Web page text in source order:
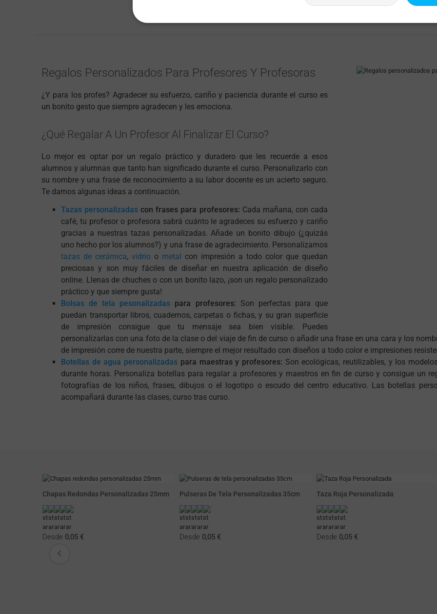
Regalos Personalizados Para Profesores Y Profesoras
¿Y para los profes? Agradecer su esfuerzo, cariño y paciencia durante el curso es
un bonito gesto que siempre agradecen y les emociona.
¿Qué Regalar A Un Profesor Al Finalizar El Curso?
Lo mejor es optar por un regalo práctico y duradero que les recuerde a esos
alumnos y alumnas que tanto han significado durante el curso. Personalizarlo con
su nombre y una frase de reconocimiento a su labor docente es un acierto seguro.
Te damos algunas ideas a continuación.
Tazas personalizadas con frases para profesores: Cada mañana, con cada
café, tu profesor o profesora sabrá cuánto le agradeces su esfuerzo y cariño
gracias a nuestras tazas personalizadas. Añade un bonito dibujo (¿quizás
uno hecho por los alumnos?) y una frase de agradecimiento. Personalizamos
tazas de cerámica,vidrio o metal con impresión a todo color que quedan
preciosas y son muy fáciles de diseñar en nuestra aplicación de diseño
online. Llenas de chuches o con un bonito lazo, ¡son un regalo personalizado
práctico y que siempre gusta!
Bolsas de tela pesonalizadas para profesores: Son perfectas para que
puedan transportar libros, cuadernos, carpetas o fichas, y su gran superficie
de impresión consigue que tu mensaje sea bien visible. Puedes
personalizarlas con una foto de la clase o del viaje de fin de curso o añadir una frase en una cara y los
de impresión corre de nuestra parte, siempre el mejor resultado con diseños a todo color e impresiones
Botellas de agua personalizadas para maestras y profesores: Son ecológicas, reutilizables, y los
durante horas. Personaliza botellas para regalar a profesores y maestros en fin de curso y consigue un
fotografías de los niños, frases, dibujos o el logotipo o escudo del centro educativo. Las botellas
acompañará durante las clases, curso tras curso.
Chapas Redondas Personalizadas 25mm
Desde 0,05 €
Pulseras De Tela Personalizadas 35cm
Desde 0,05 €
Taza Roja Personalizada
Desde 0,05 €